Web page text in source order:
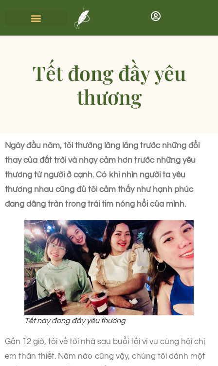
Tết đong đầy yêu
thương
Ngày đầu năm, tôi thường lâng lâng trước những đổi
thay của đất trời và nhạy cảm hơn trước những yêu
thương từ người ở cạnh. Có khi nhìn người ta yêu
thương nhau cũng đủ tôi cảm thấy như hạnh phúc
đang dâng tràn trong trái tim nóng hổi của mình.
Tết này đong đầy yêu thương
Gần 12 giờ, tôi về tới nhà sau buổi tối vi vu cùng hội chị
em thân thiết. Năm nào cũng vậy, chúng tôi dành một